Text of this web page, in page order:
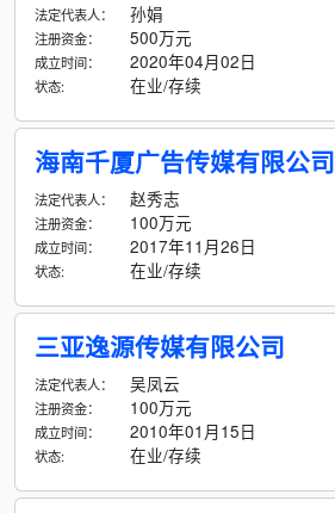
法定代表人： 孙娟
注册资金： 500万元
成立时间： 2020年04月02日
状态: 在业/存续
海南千厦广告传媒有限公司
法定代表人： 赵秀志
注册资金： 100万元
成立时间： 2017年11月26日
状态: 在业/存续
三亚逸源传媒有限公司
法定代表人： 吴凤云
注册资金： 100万元
成立时间： 2010年01月15日
状态: 在业/存续